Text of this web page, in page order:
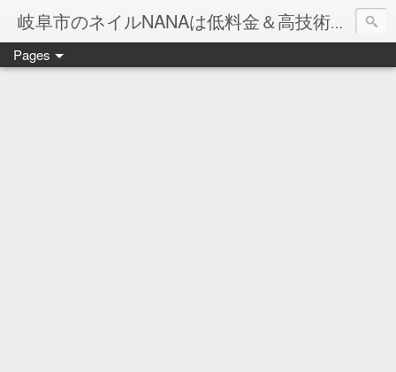
岐阜市のネイルNANAは低料金＆高技術のお店
ネイル岐阜市NANAです♪♪
Pages